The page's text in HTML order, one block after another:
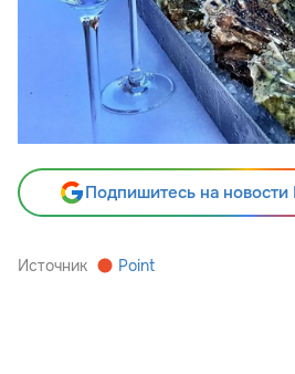
Подпишитесь на
Источник Point